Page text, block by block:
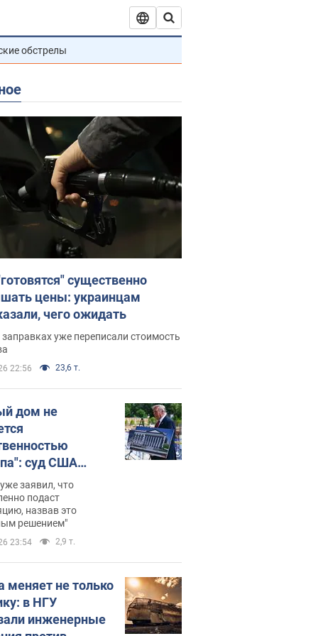
обстрелы
существенно
цены: украинцам
чего ожидать
уже переписали стоимость
22:56 23,6 т.
дом не
суд США
зала
400 млн
заявил, что
подаст
назвав это
решением"
23:54 2,9 т.
меняет не только
в НГУ
инженерные